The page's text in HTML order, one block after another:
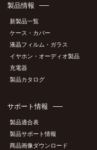
製品情報
新製品一覧
ケース・カバー
液晶フィルム・ガラス
イヤホン・オーディオ製品
充電器
製品カタログ
サポート情報
製品適合表
製品サポート情報
商品画像ダウンロード